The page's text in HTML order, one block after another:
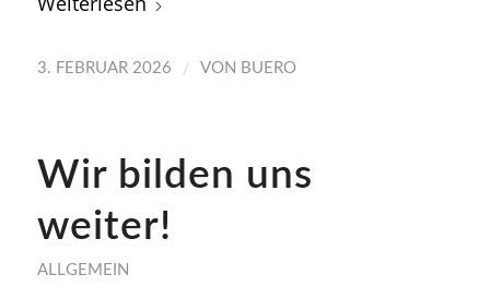
3. FEBRUAR 2026 / VON BUERO
Wir bilden uns
weiter!
ALLGEMEIN